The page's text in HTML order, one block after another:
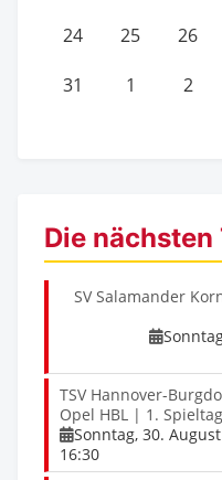
24 25 26
31 1 2
Die nächsten
SV Salamander
TSV Hannover-
Opel HBL | 1. Spieltag
Sonntag, 30.
16:30